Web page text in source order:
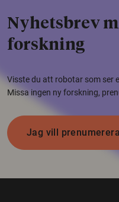
Nyhetsbrev
forskning
Visste du att robotar som ser
Missa ingen ny forskning,
Jag vill prenumerera